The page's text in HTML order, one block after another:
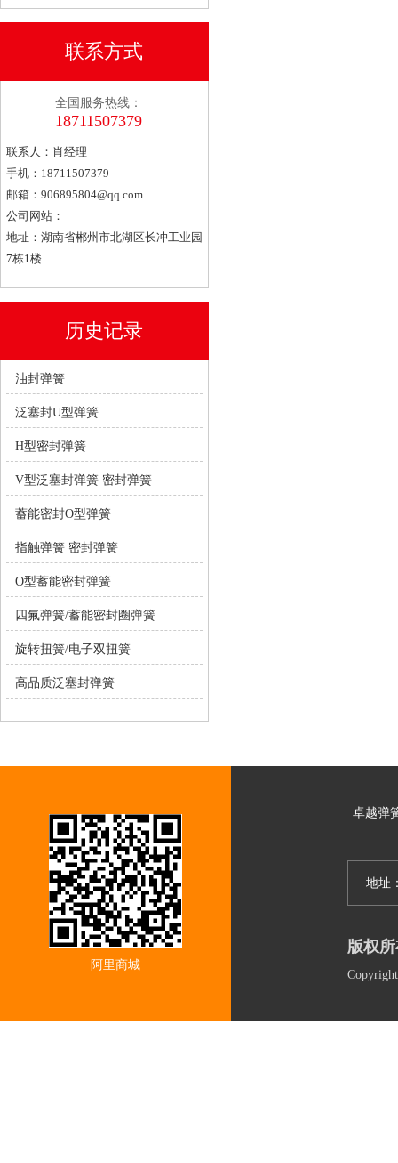
联系方式
全国服务热线：
18711507379
联系人：肖经理
手机：18711507379
邮箱： 906895804@qq.com
公司网站：
地址：湖南省郴州市北湖区长冲工业园
7栋1楼
历史记录
油封弹簧
泛塞封U型弹簧
H型密封弹簧
V型泛塞封弹簧 密封弹簧
蓄能密封O型弹簧
指触弹簧 密封弹簧
O型蓄能密封弹簧
四氟弹簧/蓄能密封圈弹簧
旋转扭簧/电子双扭簧
高品质泛塞封弹簧
阿里商城
卓越弹
地址
版权